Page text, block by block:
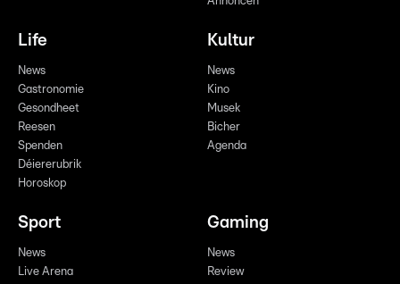
Life
News
Gastronomie
Gesondheet
Reesen
Spenden
Déiererubrik
Horoskop
Kultur
News
Kino
Musek
Bicher
Agenda
Sport
News
Live Arena
Gaming
News
Review